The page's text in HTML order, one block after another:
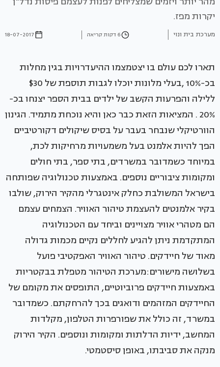
יקרות מפז.
מערכת בית ונוי 6 דקות קריאה 18-07-2017
תארו לכם עולם בו יצטמצמו ההיעדרויות בגין מחלות
בכ-10% ,בעלי מלונות יוכלו לגבות תוספת של $30
ללילה והפרעות הקשב של ילדים בבית הספר יצנחו בכ-
20% . המציאות הזאת כבר כאן והיא נוכחת מתמיד. הגינון
הוורטיקלי שנבחר בעבר על בסיס שיקולים דקורטיביים
הפך להיות אלמנט בעל משמעויות מרחיקות לכת,
במיוחד כשמדובר במשרדים, בתי ספר, בתי חולים
ומקומות ציבוריים נוספים. באמצעות טכנולוגיה שפותחה
בישראל המשולבת כחלק אינטגרלי מהקיר הירוק, שולבו
בקיר אלמנטים להעצמת טיהור האוויר. הצמחים עצמם
הם מטהרי אוויר מצויינים וביחד עם הטכנולוגיה
המתקדמת ניתן להגיע לחללים נקיים מכמות גדולה
מאוד של חיידקים. טיהור האוויר האפקטיבי פועל
בשלושה מישורים:מערכת הטיהור מטפלת בבקטריות
באמצעות חיידקים פרוביוטיים, התופסים את מקומם של
החיידקים המזהמים ודואגים בכך להרחקתם. כשמדובר
במשרד, זה כולל את שפורפרות הטלפון, מקלדות
המחשב, ידיות הדלתות ומקומות ונוספים. הקיר הירוק
מנקה את סביבתו, באופן סיסטמטי.